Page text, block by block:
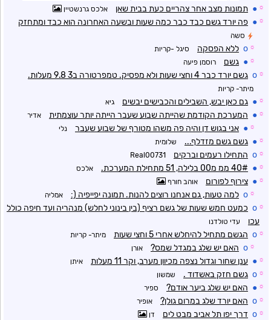
☼
● תמונות מצב אחר צהריים כעת בבית שאן אלכס גרנשטיין
☼
● פה יורד גשם כבד כבר כמה שעות ובשעה האחרונה הוא כבד ומתחזק
סשה
☼
o ללא הפסקה סיגל -קריות
☼
● גשם רוסמן פיעה
☼
o גשם יורד כבר 4 וחצי שעות ולא מפסיק. טמפרטורה ב3 9.8 מעלות.
מיתר- קריות
☼
● גם כאן יבש, השבילים והכבישים יבשים גיא
☼
● המערכת הקודמת שהייתה שבוע שעבר הייתה יותר עוצמתית אדיר
☼
● אני בגוש דן והיה פה משהו מטורף של שבוע שעבר נלי
☼
● גשם גשם מזדלף... שלומית
☼
o התחילו רעמים וברקים Real00731
☼
● 40# ממ מ00 בלילה, 51 מתחילת המערכת. אלכס
☼
● צירוף לפורום אוהב חורף
☼
o למה טעות, גם אנחנו רוצים להנות. תמונה יפייפיה (: אמליה
☼
o כמעט חמש שעות של גשם רציף (בין בינוני לחלש) מנהריה ועד חיפה כולל
עכו
עדי טולדנו
☼
o הגשם מתחיל להיחלש אחרי 5 וחצי שעות מיתר- קריות
☼
o האם יש שלג במגדל שמס? אורן
☼
● ענן שחור וגדול נצפה מכיוון מערב, וקר 11 מעלות איתן
☼
o גשם חזק באשדוד . שמשון
☼
● האם יש שלג ביער אודם? ספיר
☼
o האם יורד שלג במרום גולן? אופיר
☼
o דרך יפו תל אביב מבט לים דן